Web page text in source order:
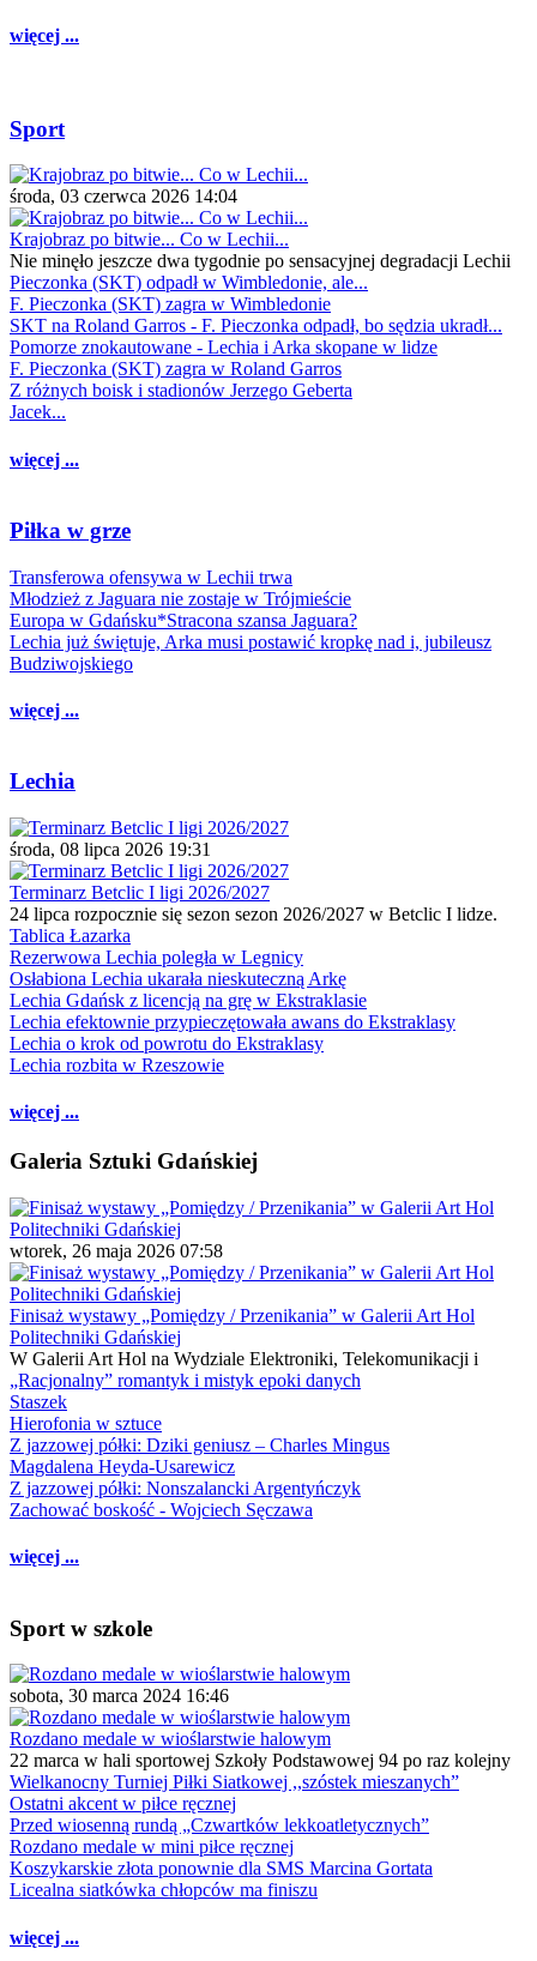
więcej ...
Sport
środa, 03 czerwca 2026 14:04
Krajobraz po bitwie... Co w Lechii...
Nie minęło jeszcze dwa tygodnie po sensacyjnej degradacji Lechii
Pieczonka (SKT) odpadł w Wimbledonie, ale...
F. Pieczonka (SKT) zagra w Wimbledonie
SKT na Roland Garros - F. Pieczonka odpadł, bo sędzia ukradł...
Pomorze znokautowane - Lechia i Arka skopane w lidze
F. Pieczonka (SKT) zagra w Roland Garros
Z różnych boisk i stadionów Jerzego Geberta
Jacek...
więcej ...
Piłka w grze
Transferowa ofensywa w Lechii trwa
Młodzież z Jaguara nie zostaje w Trójmieście
Europa w Gdańsku*Stracona szansa Jaguara?
Lechia już świętuje, Arka musi postawić kropkę nad i, jubileusz
Budziwojskiego
więcej ...
Lechia
środa, 08 lipca 2026 19:31
Terminarz Betclic I ligi 2026/2027
24 lipca rozpocznie się sezon sezon 2026/2027 w Betclic I lidze.
Tablica Łazarka
Rezerwowa Lechia poległa w Legnicy
Osłabiona Lechia ukarała nieskuteczną Arkę
Lechia Gdańsk z licencją na grę w Ekstraklasie
Lechia efektownie przypieczętowała awans do Ekstraklasy
Lechia o krok od powrotu do Ekstraklasy
Lechia rozbita w Rzeszowie
więcej ...
Galeria Sztuki Gdańskiej
wtorek, 26 maja 2026 07:58
Finisaż wystawy „Pomiędzy / Przenikania” w Galerii Art Hol
Politechniki Gdańskiej
W Galerii Art Hol na Wydziale Elektroniki, Telekomunikacji i
„Racjonalny” romantyk i mistyk epoki danych
Staszek
Hierofonia w sztuce
Z jazzowej półki: Dziki geniusz – Charles Mingus
Magdalena Heyda-Usarewicz
Z jazzowej półki: Nonszalancki Argentyńczyk
Zachować boskość - Wojciech Sęczawa
więcej ...
Sport w szkole
sobota, 30 marca 2024 16:46
Rozdano medale w wioślarstwie halowym
22 marca w hali sportowej Szkoły Podstawowej 94 po raz kolejny
Wielkanocny Turniej Piłki Siatkowej ,,szóstek mieszanych”
Ostatni akcent w piłce ręcznej
Przed wiosenną rundą „Czwartków lekkoatletycznych”
Rozdano medale w mini piłce ręcznej
Koszykarskie złota ponownie dla SMS Marcina Gortata
Licealna siatkówka chłopców ma finiszu
więcej ...